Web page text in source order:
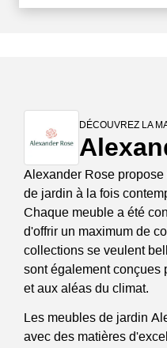
DÉCOUVREZ LA
Alexander Rose
de jardin à la fois
Chaque meuble a été
d'offrir un maximum de
collections se veulent
sont également conçues
et aux aléas du climat.
Les meubles de jardin
avec des matières